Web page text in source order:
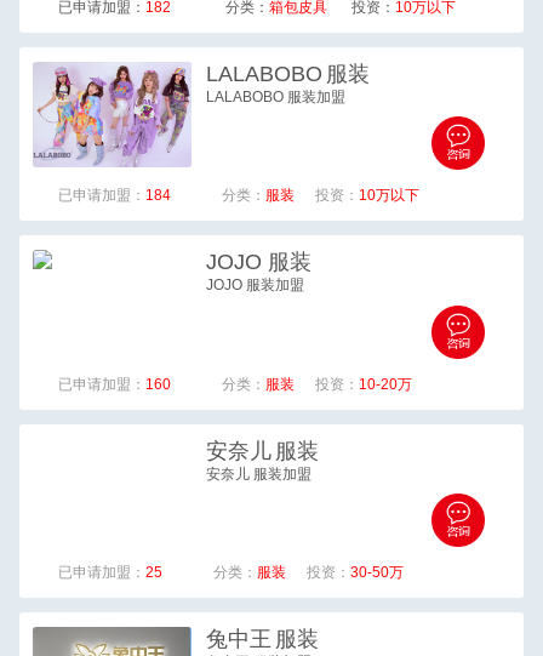
已申请加盟： 182 分类： 箱包皮具 投资： 10万以下
LALABOBO 服装
LALABOBO 服装加盟
已申请加盟： 184 分类： 服装 投资： 10万以下
JOJO 服装
JOJO 服装加盟
已申请加盟： 160 分类： 服装 投资： 10-20万
安奈儿 服装
安奈儿 服装加盟
已申请加盟： 25 分类： 服装 投资：30-50万
兔中王 服装